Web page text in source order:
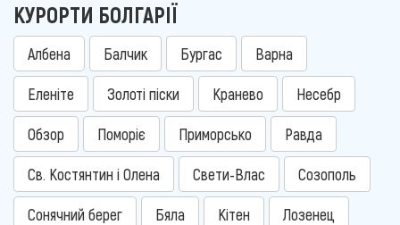
КУРОРТИ БОЛГАРІЇ
Албена Балчик Бургас Варна
Еленіте Золоті піски Кранево Несебр
Обзор Поморіє Приморсько Равда
Св. Костянтин і Олена Свети-Влас Созополь
Сонячний берег Бяла Кітен Лозенец